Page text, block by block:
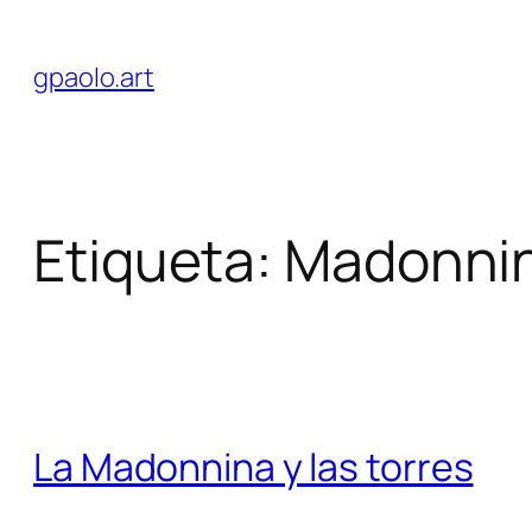
contenido
gpaolo.art
Etiqueta:
La Madonnina y las torres